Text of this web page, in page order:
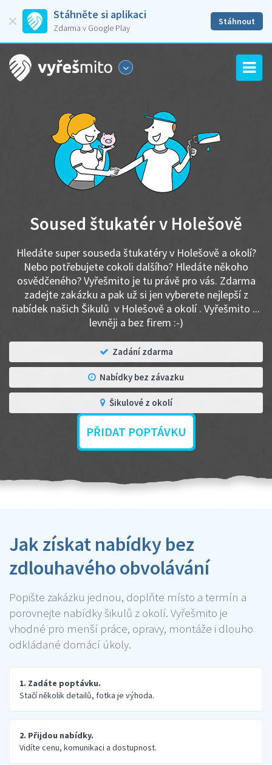
Stáhněte si aplikaci
Zdarma v Google Play
Stáhnout
Soused štukatér v Holešově
Hledáte super souseda štukatéry v Holešově a okolí?
Nebo potřebujete cokoli dalšího? Hledáte někoho
osvědčeného? Vyřešmito je tu právě pro vás. Zdarma
zadejte zakázku a pak už si jen vyberete nejlepší z
nabídek našich Šikulů v Holešově a okolí . Vyřešmito ...
levněji a bez firem :-)
Zadání zdarma
Nabídky bez závazku
Šikulové z okolí
PŘIDAT POPTÁVKU
Jak získat nabídky bez
zdlouhavého obvolávání
Popište zakázku jednou, doplňte místo a termín a
porovnejte nabídky šikulů z okolí. Vyřešmito je
vhodné pro menší práce, opravy, montáže i dlouho
odkládané domácí úkoly.
1. Zadáte poptávku.
Stačí několik detailů, fotka je výhoda.
2. Přijdou nabídky.
Vidíte cenu, komunikaci a dostupnost.